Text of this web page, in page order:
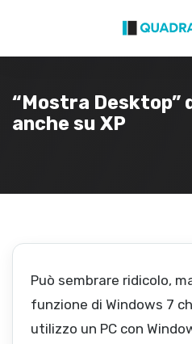
“Mostra Desktop”
anche su XP
Può sembrare ridicolo,
funzione di Windows 7
utilizzo un PC con